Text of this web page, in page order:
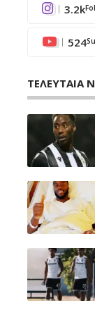
3.2k
524
ΤΕΛΕΥΤΑΙΑ